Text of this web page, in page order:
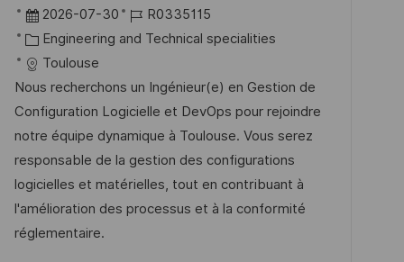
n
t
n
r
t
D
a
t
u
m
d
e
r
V
e
2026-07-30
J
o
-
I
D
R0335115
K
a
t
e
g
o
r
i
e
Engineering and Technical specialities
Toulouse
Nous recherchons un Ingénieur(e) en Gestion de
Configuration Logicielle et DevOps pour rejoindre
notre équipe dynamique à Toulouse. Vous serez
responsable de la gestion des configurations
logicielles et matérielles, tout en contribuant à
l'amélioration des processus et à la conformité
réglementaire.